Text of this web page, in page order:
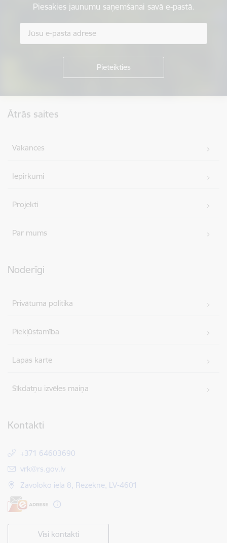
Piesakies jaunumu saņemšanai savā e-pastā.
Ātrās saites
Vakances
Iepirkumi
Projekti
Par mums
Noderīgi
Privātuma politika
Piekļūstamība
Lapas karte
Sīkdatņu izvēles maiņa
Kontakti
+371 64603690
E-pasts:
vrk@rs.gov.lv
Zavoloko iela 8, Rēzekne, LV-4601
Visi kontakti